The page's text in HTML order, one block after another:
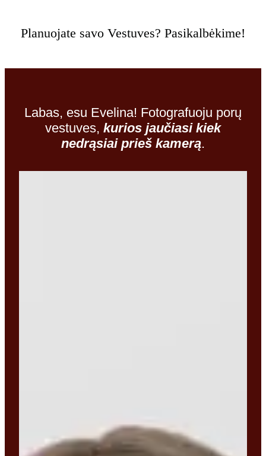
Planuojate savo Vestuves? Pasikalbėkime!
Labas, esu Evelina! Fotografuoju porų
vestuves, kurios jaučiasi kiek
nedrąsiai prieš kamerą.